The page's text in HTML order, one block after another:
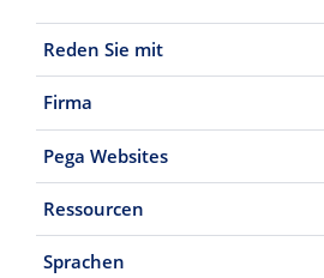
Reden Sie mit
Firma
Pega Websites
Ressourcen
Sprachen